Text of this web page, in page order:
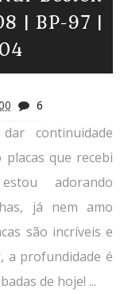
| BP-97 |
6
continuidade
que recebi
adorando
já nem amo
são incríveis e
a profundidade é
de hoje! ...